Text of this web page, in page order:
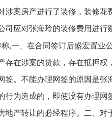
涉案房产进行了装修，装修花
司应对张海玲的装修费用进行
,一、在合同签订后盛宏置业
存在涉案的贷款，存在抵押权
签。不能办理网签的原因是张
行为造成的，即使没有办理网
地产转让的必经程序。二、对